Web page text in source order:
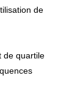
de
de quartile